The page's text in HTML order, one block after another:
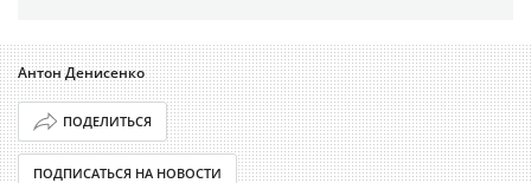
Антон Денисенко
ПОДЕЛИТЬСЯ
ПОДПИСАТЬСЯ НА НОВОСТИ